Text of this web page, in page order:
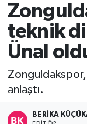
teknik
Ünal
anlaştı.
BERIKA
Alaplı
Asayiş
Bartın
Karabük
Tüm
Son Dakika
Haber Arşivi